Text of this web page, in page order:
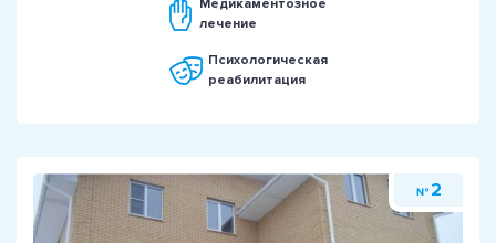
Медикаментозное
лечение
Психологическая
реабилитация
№ 2